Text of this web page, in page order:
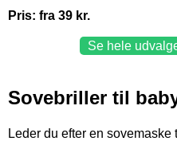
Pris: fra 39 kr.
Se hele
Sovebriller til
Leder du efter en